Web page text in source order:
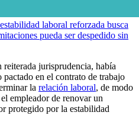
laboral reforzada busca
pueda ser despedido sin
jurisprudencia, había
en el contrato de trabajo
la relación laboral, de modo
empleador de renovar un
protegido por la estabilidad